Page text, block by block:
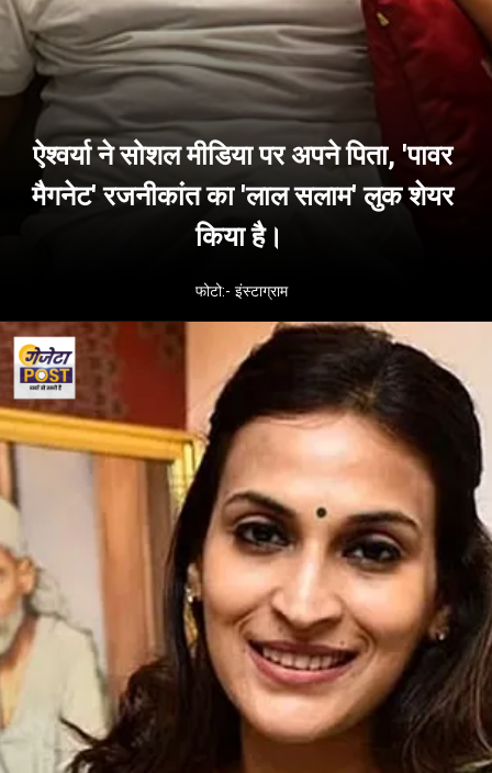
ऐश्वर्या ने सोशल मीडिया पर अपने पिता, 'पावर
मैगनेट' रजनीकांत का 'लाल सलाम' लुक शेयर
किया है।
फोटो:- इंस्टाग्राम